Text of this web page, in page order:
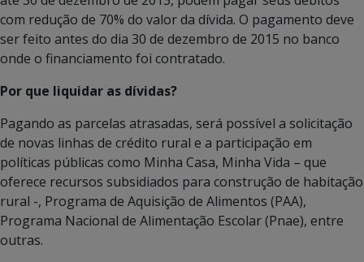
com redução de 70% do valor da dívida. O pagamento deve
ser feito antes do dia 30 de dezembro de 2015 no banco
onde o financiamento foi contratado.
Por que liquidar as dívidas?
Pagando as parcelas atrasadas, será possível a solicitação
de novas linhas de crédito rural e a participação em
políticas públicas como Minha Casa, Minha Vida – que
oferece recursos subsidiados para construção de habitação
rural -, Programa de Aquisição de Alimentos (PAA),
Programa Nacional de Alimentação Escolar (Pnae), entre
outras.